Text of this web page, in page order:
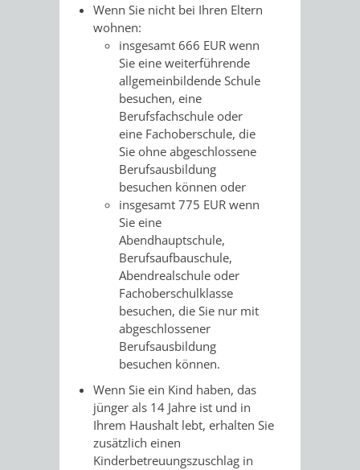
AMT
FÜR
BODENORDNUNG
Wenn Sie nicht bei Ihren Eltern
wohnen:
insgesamt 666 EUR wenn
Sie eine weiterführende
allgemeinbildende Schule
besuchen, eine
Berufsfachschule oder
eine Fachoberschule, die
Sie ohne abgeschlossene
Berufsausbildung
besuchen können oder
insgesamt 775 EUR wenn
Sie eine
Abendhauptschule,
Berufsaufbauschule,
Abendrealschule oder
Fachoberschulklasse
besuchen, die Sie nur mit
abgeschlossener
Berufsausbildung
besuchen können.
Wenn Sie ein Kind haben, das
jünger als 14 Jahre ist und in
Ihrem Haushalt lebt, erhalten Sie
zusätzlich einen
Kinderbetreuungszuschlag in